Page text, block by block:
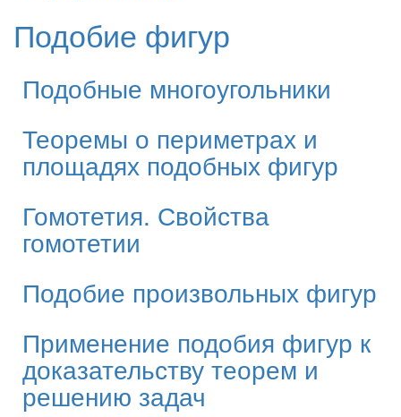
Подобие фигур
Подобные многоугольники
Теоремы о периметрах и
площадях подобных фигур
Гомотетия. Свойства
гомотетии
Подобие произвольных фигур
Применение подобия фигур к
доказательству теорем и
решению задач